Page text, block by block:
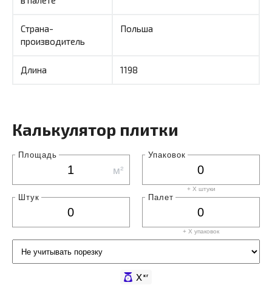
Страна-
производитель
Польша
Длина 1198
Калькулятор плитки
Площадь
м²
Упаковок
+ X штуки
Штук Палет
+ X упаковок
Xкг